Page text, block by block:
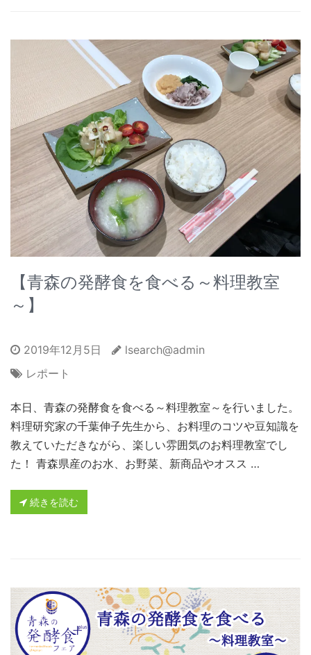
【青森の発酵食を食べる～料理教室
～】
2019年12月5日
lsearch@admin
レポート
本日、青森の発酵食を食べる～料理教室～を行いました。
料理研究家の千葉伸子先生から、お料理のコツや豆知識を
教えていただきながら、楽しい雰囲気のお料理教室でし
た！ 青森県産のお水、お野菜、新商品やオスス …
続きを読む